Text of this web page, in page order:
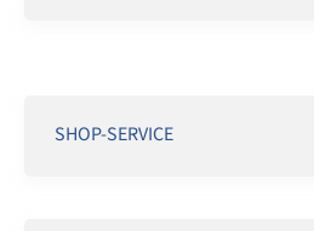
SHOP-SERVICE